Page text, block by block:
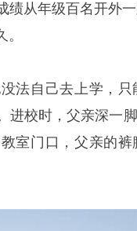
绩从年级百名开外
法自己去上学，
进校时，父亲深一
室门口，父亲的